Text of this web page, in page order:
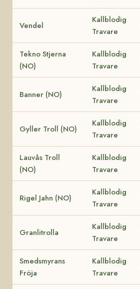
Vendel
Kallblodig
Travare
Tekno Stjerna
(NO)
Kallblodig
Travare
Banner (NO)
Kallblodig
Travare
Gyller Troll (NO)
Kallblodig
Travare
Lauvås Troll
(NO)
Kallblodig
Travare
Rigel Jahn (NO)
Kallblodig
Travare
Granlitrolla
Kallblodig
Travare
Smedsmyrans
Fröja
Kallblodig
Travare